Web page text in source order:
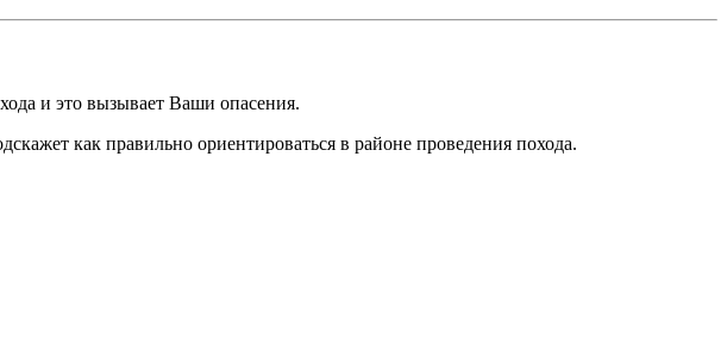
и это вызывает Ваши опасения.
как правильно ориентироваться в районе проведения похода.